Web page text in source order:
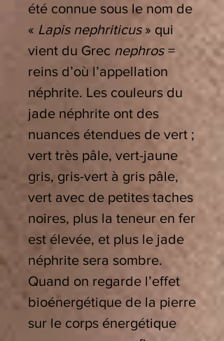
été connue sous le nom de
« Lapis nephriticus» qui
vient du Grec nephros =
reins d’où l’appellation
néphrite. Les couleurs du
jade néphrite ont des
nuances étendues de vert ;
vert très pâle, vert-jaune
gris, gris-vert à gris pâle,
vert avec de petites taches
noires, plus la teneur en fer
est élevée, et plus le jade
néphrite sera sombre.
Quand on regarde l’effet
bioénergétique de la pierre
sur le corps énergétique